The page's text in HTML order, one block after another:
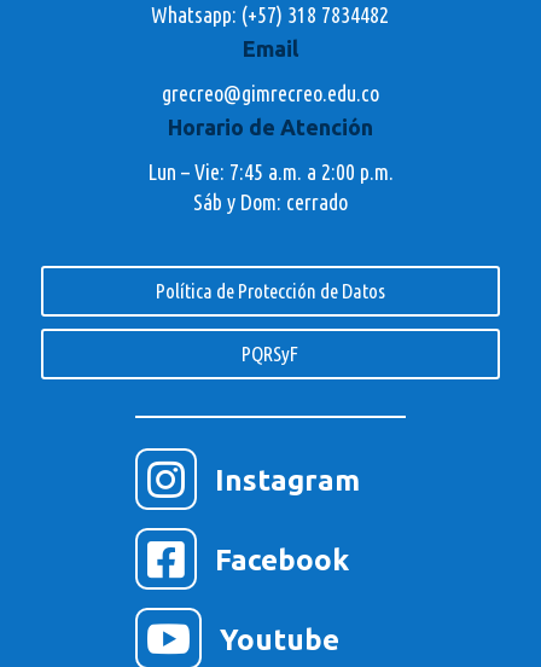
Whatsapp: (+57) 318 7834482
Email
grecreo@gimrecreo.edu.co
Horario de Atención
Lun – Vie: 7:45 a.m. a 2:00 p.m.
Sáb y Dom: cerrado
Política de Protección de Datos
PQRSyF
 Instagram
 Facebook
 Youtube